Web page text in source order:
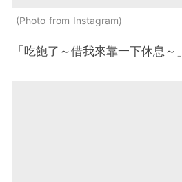
Photo from Instagram
「吃飽了～借我來靠一下休息～」